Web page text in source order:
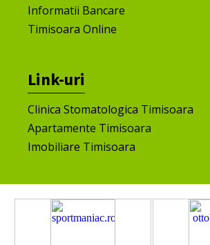
Informatii Bancare
Timisoara Online
Link-uri
Clinica Stomatologica Timisoara
Apartamente Timisoara
Imobiliare Timisoara